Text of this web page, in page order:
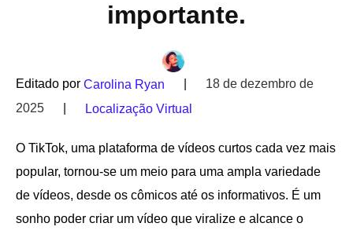
importante.
Editado por Carolina Ryan
18 de dezembro de
2025
Localização Virtual
O TikTok, uma plataforma de vídeos curtos cada vez mais
popular, tornou-se um meio para uma ampla variedade
de vídeos, desde os cômicos até os informativos. É um
sonho poder criar um vídeo que viralize e alcance o